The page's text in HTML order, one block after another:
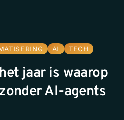
AI TECH
jaar is waarop
AI-agents